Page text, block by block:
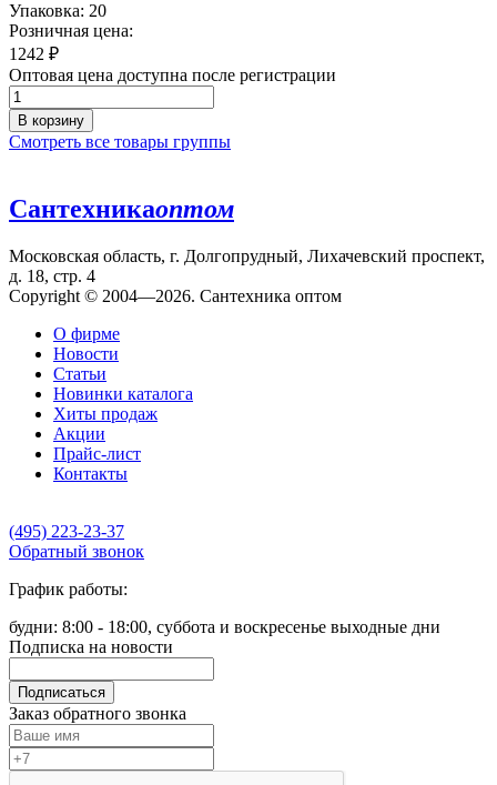
Упаковка: 20
Розничная цена:
1242 ₽
Оптовая цена доступна после регистрации
В корзину
Смотреть все товары группы
Сантехникаоптом
Московская область, г. Долгопрудный, Лихачевский проспект,
д. 18, стр. 4
Copyright © 2004—2026. Сантехника оптом
О фирме
Новости
Статьи
Новинки каталога
Хиты продаж
Акции
Прайс-лист
Контакты
(495) 223-23-37
Обратный звонок
График работы:
будни: 8:00 - 18:00, суббота и воскресенье выходные дни
Подписка на новости
Подписаться
Заказ обратного звонка